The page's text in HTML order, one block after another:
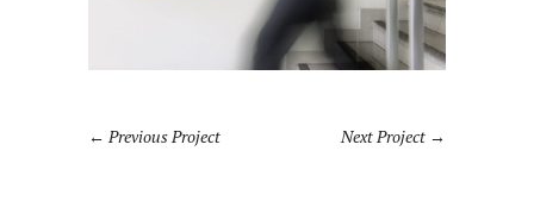
Previous Project Next Project